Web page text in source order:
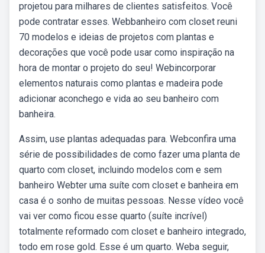
projetou para milhares de clientes satisfeitos. Você
pode contratar esses. Webbanheiro com closet reuni
70 modelos e ideias de projetos com plantas e
decorações que você pode usar como inspiração na
hora de montar o projeto do seu! Webincorporar
elementos naturais como plantas e madeira pode
adicionar aconchego e vida ao seu banheiro com
banheira.
Assim, use plantas adequadas para. Webconfira uma
série de possibilidades de como fazer uma planta de
quarto com closet, incluindo modelos com e sem
banheiro Webter uma suíte com closet e banheira em
casa é o sonho de muitas pessoas. Nesse vídeo você
vai ver como ficou esse quarto (suíte incrível)
totalmente reformado com closet e banheiro integrado,
todo em rose gold. Esse é um quarto. Weba seguir,